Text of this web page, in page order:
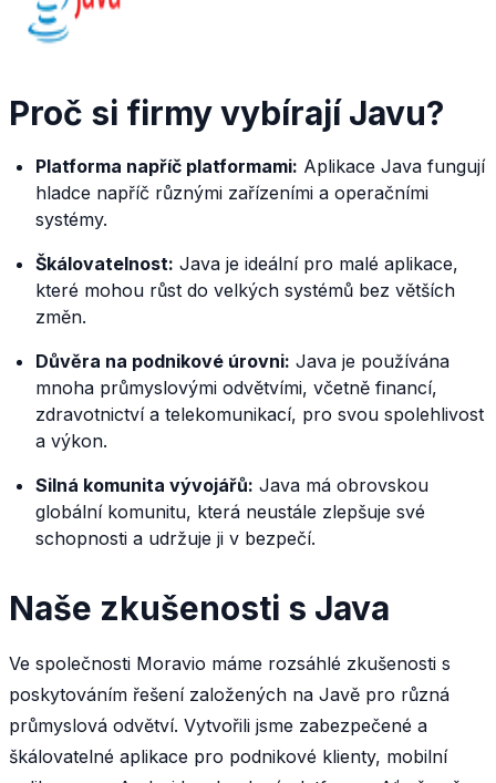
Proč si firmy vybírají Javu?
Platforma napříč platformami: Aplikace Java fungují
hladce napříč různými zařízeními a operačními
systémy.
Škálovatelnost: Java je ideální pro malé aplikace,
které mohou růst do velkých systémů bez větších
změn.
Důvěra na podnikové úrovni: Java je používána
mnoha průmyslovými odvětvími, včetně financí,
zdravotnictví a telekomunikací, pro svou spolehlivost
a výkon.
Silná komunita vývojářů: Java má obrovskou
globální komunitu, která neustále zlepšuje své
schopnosti a udržuje ji v bezpečí.
Naše zkušenosti s Java
Ve společnosti Moravio máme rozsáhlé zkušenosti s
poskytováním řešení založených na Javě pro různá
průmyslová odvětví. Vytvořili jsme zabezpečené a
škálovatelné aplikace pro podnikové klienty, mobilní